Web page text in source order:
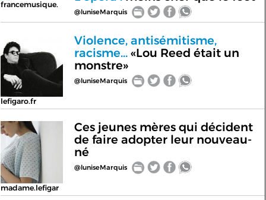
francemusique.
@luniseMarquis
lefigaro.fr
Violence, antisémitisme,
racisme...«Lou Reed était un
monstre»
@luniseMarquis
madame.lefigar
Ces jeunes mères qui décident
de faire adopter leur nouveau-
né
@luniseMarquis